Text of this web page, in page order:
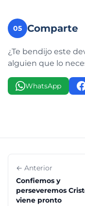
05 Comparte
¿Te bendijo este
alguien que lo
WhatsApp
← Anterior
Confiemos y
perseveremos
viene pronto